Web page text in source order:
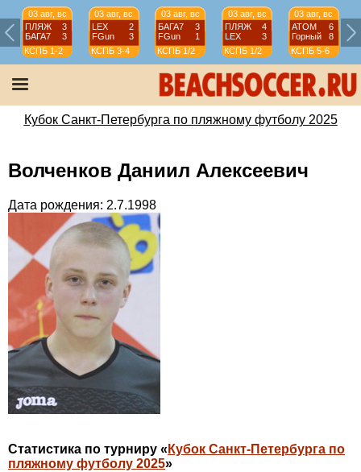
03 авг, вс
ПЛЯЖ
3
БАГА7
3
КСПБ 1-2
03 авг, вс
LEX
2
FGun
3
КСПБ 3-4
03 авг, вс
БАГА7
3
FGun
1
КСПБ 1/2
03 авг, вс
ПЛЯЖ
4
LEX
3
КСПБ 1/2
03 авг, вс
АТОМ
6
Горный
8
КСПБ 5-6
Кубок Санкт-Петербурга по пляжному футболу 2025
Волченков Даниил Алексеевич
Дата рождения: 2.7.1998
Статистика по турниру « Кубок Санкт-Петербурга по
пляжному футболу 2025»